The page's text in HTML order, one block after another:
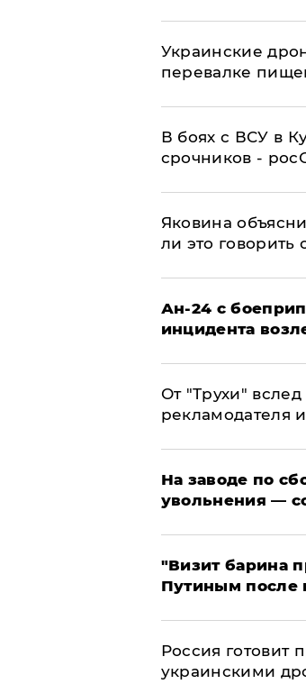
Украинские
перевалке
В боях с ВСУ в
срочников -
Яковина
ли это говорить
Ан-24 с
инцидента
От "Трухи"
рекламодателя
На заводе по
увольнения —
"Визит барина
Путиным после
​Россия готовит
украинскими